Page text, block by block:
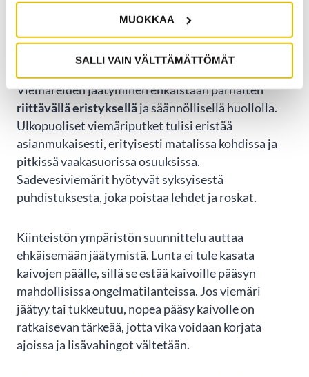
MUOKKAA
SALLI VAIN VÄLTTÄMÄTTÖMÄT
MITEN VOIT EHKÄISTÄ
VIEMÄREIDEN JÄÄTYMISEN
TULEVAISUUDESSA?
Viemäreiden jäätyminen ehkäistään parhaiten
riittävällä eristykselläja säännöllisellä huollolla.
Ulkopuoliset viemäriputket tulisi eristää
asianmukaisesti, erityisesti matalissa kohdissa ja
pitkissä vaakasuorissa osuuksissa.
Sadevesiviemärit hyötyvät syksyisestä
puhdistuksesta, joka poistaa lehdet ja roskat.
Kiinteistön ympäristön suunnittelu auttaa
ehkäisemään jäätymistä. Lunta ei tule kasata
kaivojen päälle, sillä se estää kaivoille pääsyn
mahdollisissa ongelmatilanteissa. Jos viemäri
jäätyy tai tukkeutuu, nopea pääsy kaivolle on
ratkaisevan tärkeää, jotta vika voidaan korjata
ajoissa ja lisävahingot vältetään.